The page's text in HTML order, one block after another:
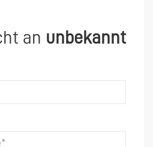
an unbekannt